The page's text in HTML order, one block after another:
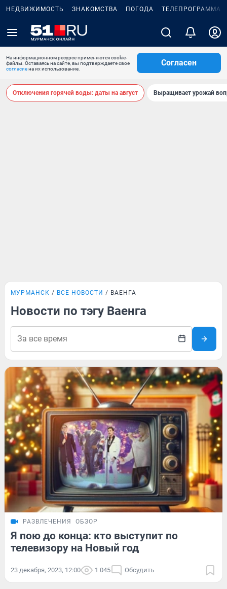
НЕДВИЖИМОСТЬ ЗНАКОМСТВА ПОГОДА ТЕЛЕПРОГРАММА
На информационном ресурсе применяются cookie-
файлы. Оставаясь на сайте, вы подтверждаете свое
согласиена их использование.
Согласен
Отключения горячей воды: даты на август Выращивает урожай
МУРМАНСК ВСЕ НОВОСТИ ВАЕНГА
Новости по тэгу Ваенга
РАЗВЛЕЧЕНИЯ ОБЗОР
Я пою до конца: кто выступит по
телевизору на Новый год
23 декабря, 2023, 12:00 1 045 Обсудить